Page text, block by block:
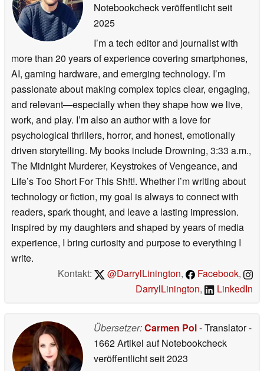
Notebookcheck veröffentlichtseit
2025
I’m a tech editor and journalist with
more than 20 years of experience covering smartphones,
AI, gaming hardware, and emerging technology. I’m
passionate about making complex topics clear, engaging,
and relevant—especially when they shape how we live,
work, and play. I’m also an author with a love for
psychological thrillers, horror, and honest, emotionally
driven storytelling. My books include Drowning, 3:33 a.m.,
The Midnight Murderer, Keystrokes of Vengeance, and
Life’s Too Short For This Sh!t!. Whether I’m writing about
technology or fiction, my goal is always to connect with
readers, spark thought, and leave a lasting impression.
Inspired by my daughters and shaped by years of media
experience, I bring curiosity and purpose to everything I
write.
Kontakt:
@DarrylLinington, Facebook,
DarrylLinington, LinkedIn
Übersetzer:Carmen Pol- Translator-
1662 Artikel auf Notebookcheck
veröffentlichtseit 2023